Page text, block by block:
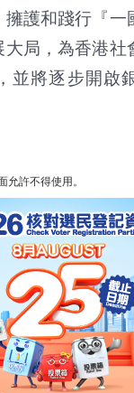
護和踐行『一
局，為香港社
並將逐步開啟
允許不得使用。